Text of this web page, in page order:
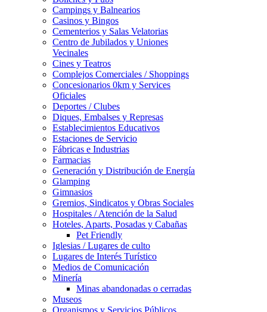
Campings y Balnearios
Casinos y Bingos
Cementerios y Salas Velatorias
Centro de Jubilados y Uniones
Vecinales
Cines y Teatros
Complejos Comerciales / Shoppings
Concesionarios 0km y Services
Oficiales
Deportes / Clubes
Diques, Embalses y Represas
Establecimientos Educativos
Estaciones de Servicio
Fábricas e Industrias
Farmacias
Generación y Distribución de Energía
Glamping
Gimnasios
Gremios, Sindicatos y Obras Sociales
Hospitales / Atención de la Salud
Hoteles, Aparts, Posadas y Cabañas
Pet Friendly
Iglesias / Lugares de culto
Lugares de Interés Turístico
Medios de Comunicación
Minería
Minas abandonadas o cerradas
Museos
Organismos y Servicios Públicos